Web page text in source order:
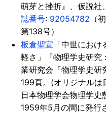
萌芽と挫折』、仮説社
誌番号: 92054782 （
第138号）
板倉聖宣 「中世にお
軽さ」『物理学史研究
業研究会『物理学史
199頁。 (オリジナルは
日本物理学会物理学
1959年5月の間に発行